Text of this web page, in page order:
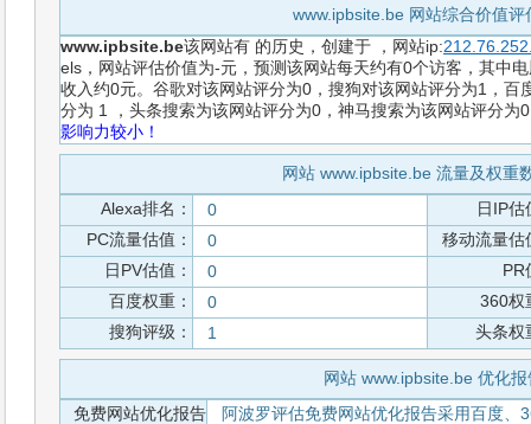
www.ipbsite.be 网站综合价值评
www.ipbsite.be该网站有 的历史，创建于 ，网站ip:
els，网站评估价值为-元，预测该网站每天约有0个访客，其中
收入约0元。谷歌对该网站评分为0，搜狗对该网站评分为1，百
分为 1 ，头条搜索为该网站评分为0，神马搜索为该网站评分为
影响力较小！
网站 www.ipbsite.be 流量及权重
Alexa排名：
0
日IP估
PC流量估值：
0
移动流量估
日PV估值：
0
PR
百度权重：
0
360权
搜狗评级：
1 头条权
网站 www.ipbsite.be 优化报
免费网站优化报告
阿波罗评估免费网站优化报告采用百度、